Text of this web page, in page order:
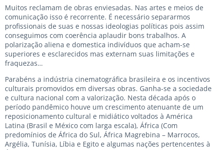
Muitos reclamam de obras enviesadas. Nas artes e meios de
comunicação isso é recorrente. É necessário separarmos
profissionais de suas e nossas ideologias políticas pois assim
conseguimos com coerência aplaudir bons trabalhos. A
polarização aliena e domestica indivíduos que acham-se
superiores e esclarecidos mas externam suas limitações e
fraquezas…
Parabéns a indústria cinematográfica brasileira e os incentivos
culturais promovidos em diversas obras. Ganha-se a sociedade
e cultura nacional com a valorização. Nesta década após o
período pandêmico houve um crescimento atenuante de um
reposicionamento cultural e midiático voltados à América
Latina (Brasil e México com larga escala), África (Com
predomínios de África do Sul, África Magrebina – Marrocos,
Argélia, Tunísia, Líbia e Egito e algumas nações pertencentes à